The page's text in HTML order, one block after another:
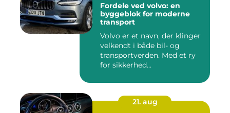
Fordele ved volvo: en
byggeblok for moderne
transport
Volvo er et navn, der klinger
velkendt i både bil- og
transportverden. Med et ry
for sikkerhed...
21. aug